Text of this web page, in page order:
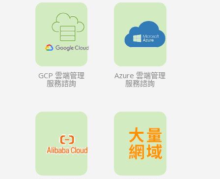
GCP 雲端管理
服務諮詢
Azure 雲端管理
服務諮詢